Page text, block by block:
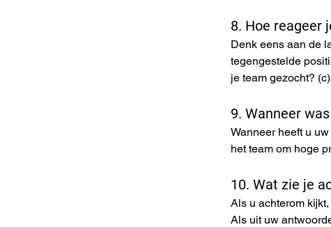
8. Hoe reageer
Denk eens aan de
tegengestelde
je team gezocht?
9. Wanneer
Wanneer heeft u
het team om hoge
10. Wat zie je
Als u achterom
Als uit uw